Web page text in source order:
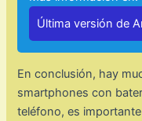
Última versión de
En conclusión, hay
smartphones con
teléfono, es